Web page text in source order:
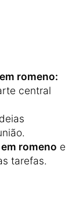
romeno:
central
romeno e
tarefas.